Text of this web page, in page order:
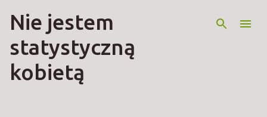
Przejdź do głównej zawartości
Nie jestem
statystyczną
kobietą